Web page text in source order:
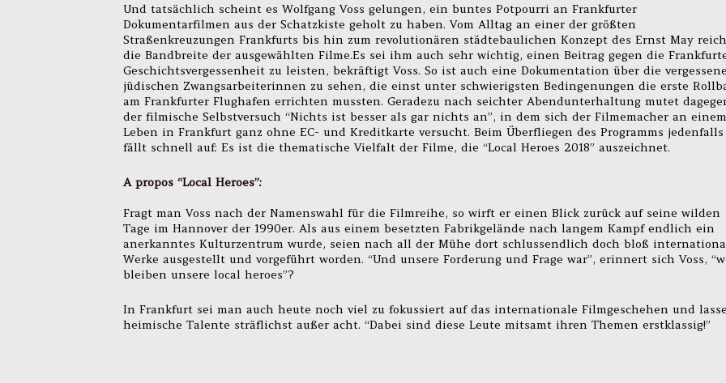
Und tatsächlich scheint es Wolfgang Voss gelungen, ein buntes Potpourri an Frankfurter
Dokumentarfilmen aus der Schatzkiste geholt zu haben. Vom Alltag an einer der größten
Straßenkreuzungen Frankfurts bis hin zum revolutionären städtebaulichen Konzept des Ernst May
die Bandbreite der ausgewählten Filme.Es sei ihm auch sehr wichtig, einen Beitrag gegen die
Geschichtsvergessenheit zu leisten, bekräftigt Voss. So ist auch eine Dokumentation über die
jüdischen Zwangsarbeiterinnen zu sehen, die einst unter schwierigsten Bedingenungen die erste
am Frankfurter Flughafen errichten mussten. Geradezu nach seichter Abendunterhaltung mutet
der filmische Selbstversuch “Nichts ist besser als gar nichts an”, in dem sich der Filmemacher an einem
Leben in Frankfurt ganz ohne EC- und Kreditkarte versucht. Beim Überfliegen des Programms jedenfalls
fällt schnell auf: Es ist die thematische Vielfalt der Filme, die “Local Heroes 2018” auszeichnet.
A propos “Local Heroes”:
Fragt man Voss nach der Namenswahl für die Filmreihe, so wirft er einen Blick zurück auf seine wilden
Tage im Hannover der 1990er. Als aus einem besetzten Fabrikgelände nach langem Kampf endlich ein
anerkanntes Kulturzentrum wurde, seien nach all der Mühe dort schlussendlich doch bloß
Werke ausgestellt und vorgeführt worden. “Und unsere Forderung und Frage war”, erinnert sich Voss,
bleiben unsere local heroes”?
In Frankfurt sei man auch heute noch viel zu fokussiert auf das internationale Filmgeschehen und
heimische Talente sträflichst außer acht. “Dabei sind diese Leute mitsamt ihren Themen erstklassig!”